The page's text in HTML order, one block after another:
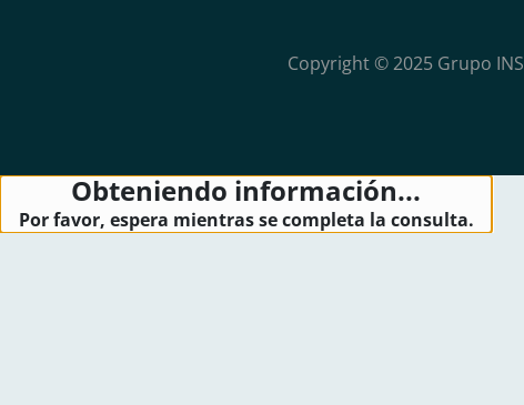
Copyright © 2025 Grupo INS
Obteniendo información...
Por favor, espera mientras se completa la consulta.